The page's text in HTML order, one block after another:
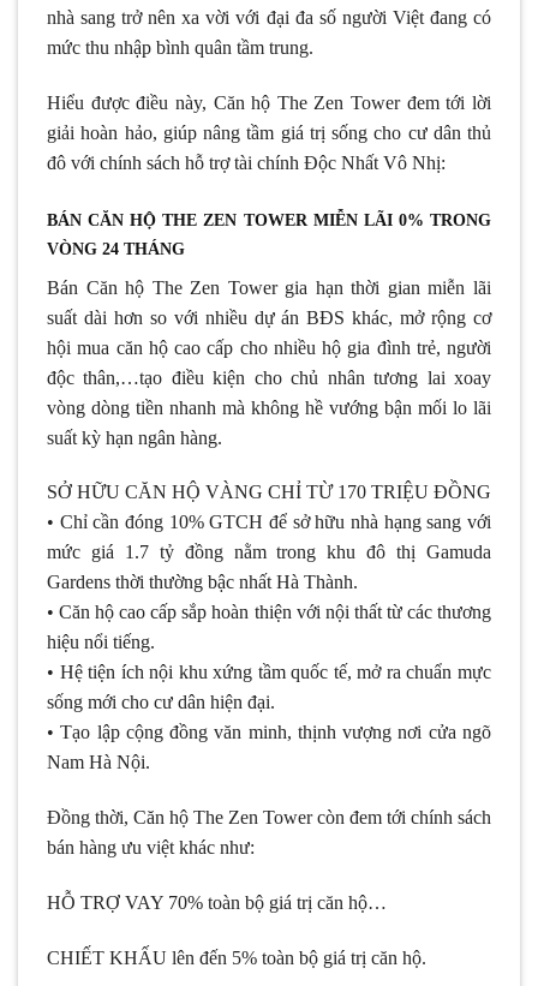
nhà sang trở nên xa vời với đại đa số người Việt đang có
mức thu nhập bình quân tầm trung.
Hiểu được điều này, Căn hộ The Zen Tower đem tới lời
giải hoàn hảo, giúp nâng tầm giá trị sống cho cư dân thủ
đô với chính sách hỗ trợ tài chính Độc Nhất Vô Nhị:
BÁN CĂN HỘ THE ZEN TOWER MIỄN LÃI 0% TRONG
VÒNG 24 THÁNG
Bán Căn hộ The Zen Tower gia hạn thời gian miễn lãi
suất dài hơn so với nhiều dự án BĐS khác, mở rộng cơ
hội mua căn hộ cao cấp cho nhiều hộ gia đình trẻ, người
độc thân,…tạo điều kiện cho chủ nhân tương lai xoay
vòng dòng tiền nhanh mà không hề vướng bận mối lo lãi
suất kỳ hạn ngân hàng.
SỞ HỮU CĂN HỘ VÀNG CHỈ TỪ 170 TRIỆU ĐỒNG
• Chỉ cần đóng 10% GTCH để sở hữu nhà hạng sang với
mức giá 1.7 tỷ đồng nằm trong khu đô thị Gamuda
Gardens thời thường bậc nhất Hà Thành.
• Căn hộ cao cấp sắp hoàn thiện với nội thất từ các thương
hiệu nổi tiếng.
• Hệ tiện ích nội khu xứng tầm quốc tế, mở ra chuẩn mực
sống mới cho cư dân hiện đại.
• Tạo lập cộng đồng văn minh, thịnh vượng nơi cửa ngõ
Nam Hà Nội.
Đồng thời, Căn hộ The Zen Tower còn đem tới chính sách
bán hàng ưu việt khác như:
HỖ TRỢ VAY 70% toàn bộ giá trị căn hộ…
CHIẾT KHẤU lên đến 5% toàn bộ giá trị căn hộ.